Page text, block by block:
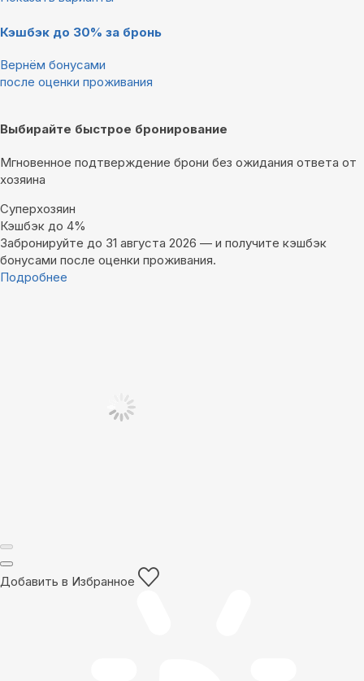
Кэшбэк до 30% за бронь
Вернём бонусами
после оценки проживания
Выбирайте быстрое бронирование
Мгновенное подтверждение брони без ожидания ответа от
хозяина
Суперхозяин
Кэшбэк до 4%
Забронируйте до 31 августа 2026 — и получите кэшбэк
бонусами после оценки проживания.
Подробнее
Добавить в Избранное